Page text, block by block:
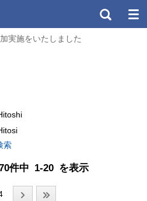
実施をいたしました
索
件中 1-20 を表示